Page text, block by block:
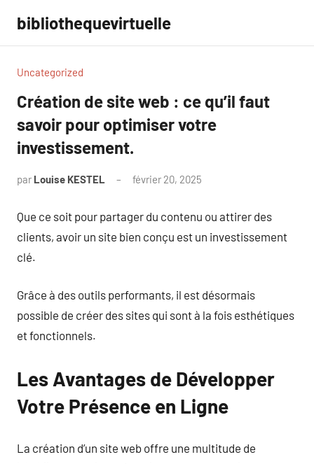
contenu
bibliothequevirtuelle
Uncategorized
Création de site web : ce qu’il faut
savoir pour optimiser votre
investissement.
par Louise KESTEL février 20, 2025
Que ce soit pour partager du contenu ou attirer des
clients, avoir un site bien conçu est un investissement
clé.
Grâce à des outils performants, il est désormais
possible de créer des sites qui sont à la fois esthétiques
et fonctionnels.
Les Avantages de Développer
Votre Présence en Ligne
La création d’un site web offre une multitude de